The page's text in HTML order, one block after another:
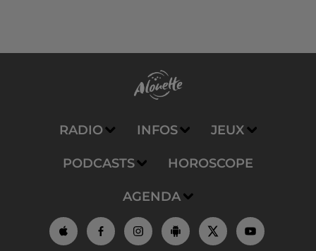
RADIO INFOS JEUX
PODCASTS HOROSCOPE
AGENDA